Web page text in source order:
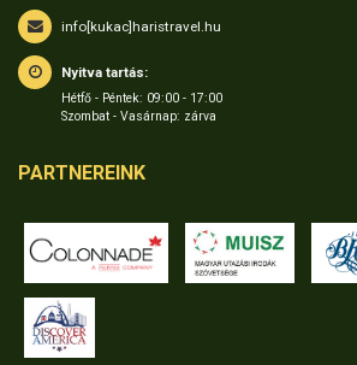
info[kukac]haristravel.hu
Nyitva tartás:
Hétfő - Péntek: 09:00 - 17:00
Szombat - Vasárnap: zárva
PARTNEREINK